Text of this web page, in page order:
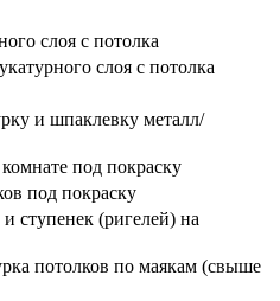
слоя с потолка
слоя с потолка
и шпаклевку металл/
под покраску
под покраску
ступенек (ригелей) на
потолков по маякам (свыше